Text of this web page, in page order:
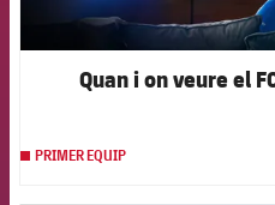
Quan i on veure el
PRIMER EQUIP